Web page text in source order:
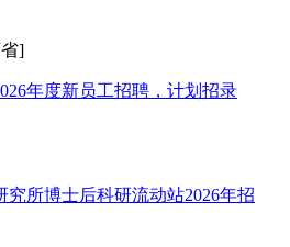
]
年度新员工招聘，计划招录
究所博士后科研流动站2026年招